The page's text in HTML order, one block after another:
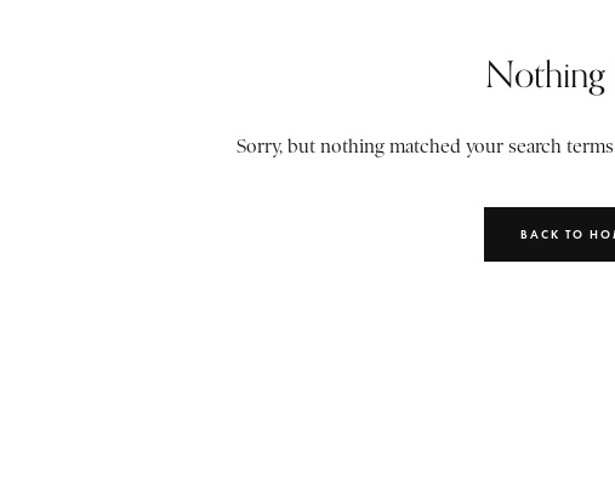
Nothing
Sorry, but nothing matched your search
BACK TO